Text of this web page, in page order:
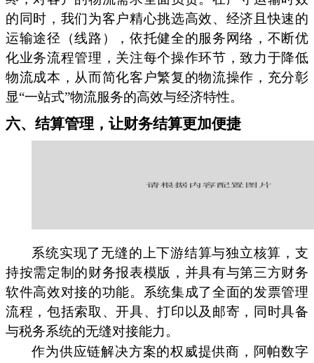
的同时，我们为客户精心挑选高效、经济且快速的
运输途径（线路），依托健全的服务网络，不断优
化业务流程管理，关注每个操作环节，致力于降低
物流成本，从而简化客户繁复的物流操作，充分彰
显“一站式”物流服务的高效与经济特性。
六、结算管理，让财务结算更加便捷
系统实现了无缝的上下游结算与独立核算，支
持按需定制的财务报表模版，并具有与第三方财务
软件高效对接的功能。系统集成了全面的发票管理
流程，包括索取、开具、打印以及邮寄，同时具备
与税务系统的无缝对接能力。
作为供应链解决方案的权威提供商，阿帕数字